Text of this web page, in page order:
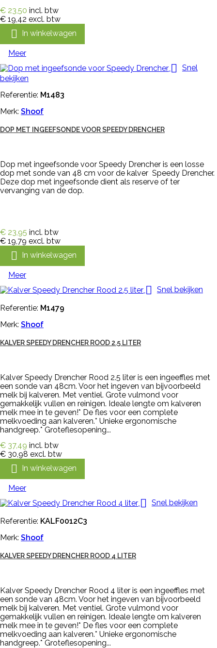
€ 23,50 incl. btw
€ 19,42 excl. btw
 In winkelwagen
Meer
 Snel
bekijken
Referentie: M1483
Merk: Shoof
DOP MET INGEEFSONDE VOOR SPEEDY DRENCHER
Dop met ingeefsonde voor Speedy Drencher is een losse
dop met sonde van 48 cm voor de kalver Speedy Drencher.
Deze dop met ingeefsonde dient als reserve of ter
vervanging van de dop.
€ 23,95 incl. btw
€ 19,79 excl. btw
 In winkelwagen
Meer
 Snel bekijken
Referentie: M1479
Merk: Shoof
KALVER SPEEDY DRENCHER ROOD 2.5 LITER
Kalver Speedy Drencher Rood 2.5 liter is een ingeeffles met
een sonde van 48cm. Voor het ingeven van bijvoorbeeld
melk bij kalveren. Met ventiel. Grote vulmond voor
gemakkelijk vullen en reinigen. Ideale lengte om kalveren
melk mee in te geven!* De fles voor een complete
melkvoeding aan kalveren.* Unieke ergonomische
handgreep.* Groteflesopening...
€ 37,49 incl. btw
€ 30,98 excl. btw
 In winkelwagen
Meer
 Snel bekijken
Referentie: KALF0012C3
Merk: Shoof
KALVER SPEEDY DRENCHER ROOD 4 LITER
Kalver Speedy Drencher Rood 4 liter is een ingeeffles met
een sonde van 48cm. Voor het ingeven van bijvoorbeeld
melk bij kalveren. Met ventiel. Grote vulmond voor
gemakkelijk vullen en reinigen. Ideale lengte om kalveren
melk mee in te geven!* De fles voor een complete
melkvoeding aan kalveren.* Unieke ergonomische
handgreep.* Groteflesopening...